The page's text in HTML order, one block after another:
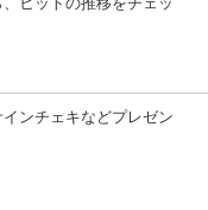
ンチェキなどプレゼン